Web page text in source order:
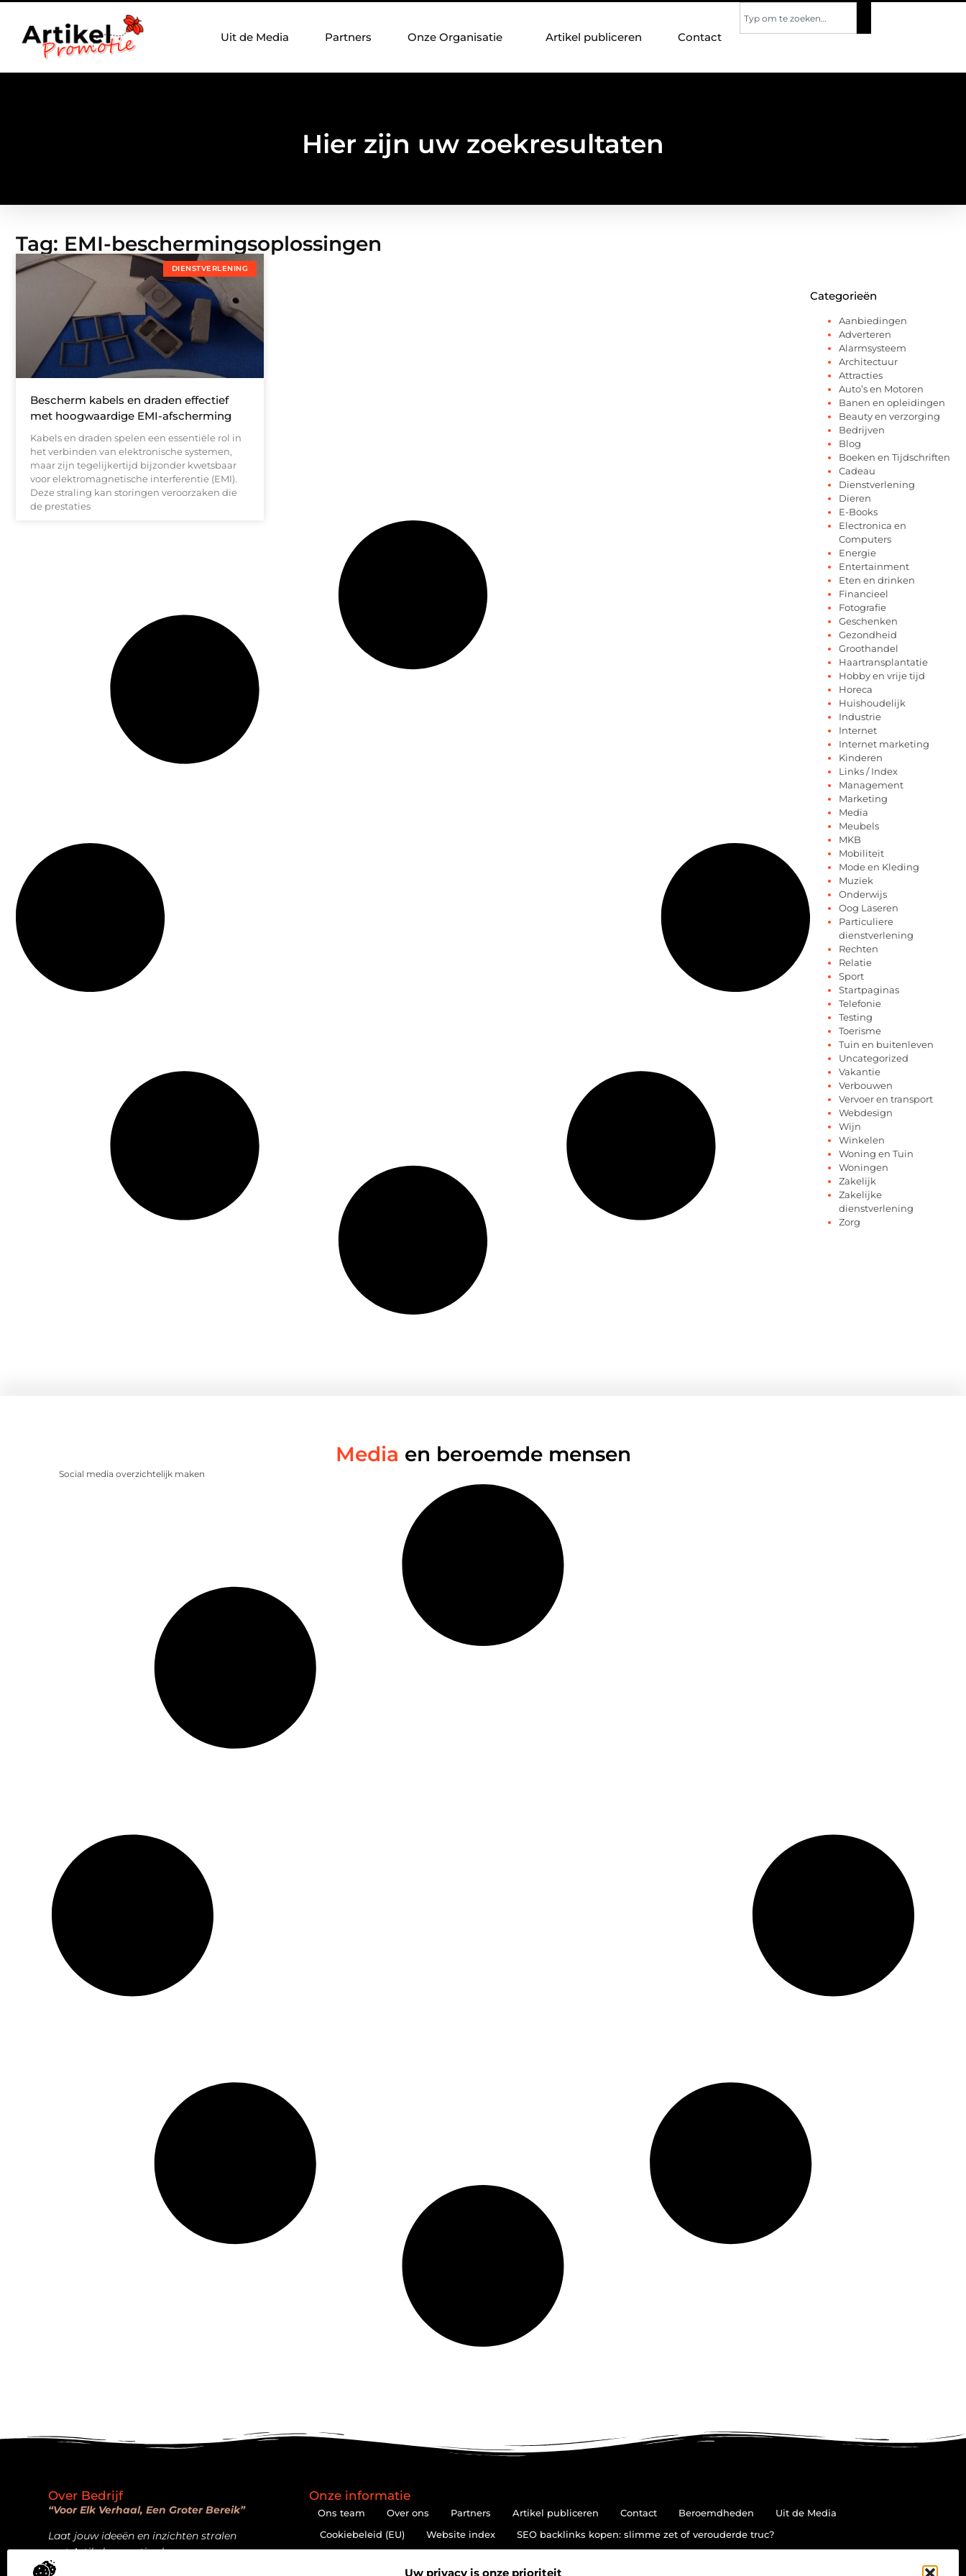
Uw privacy is onze prioriteit
Uit de Media Partners Onze Organisatie Artikel publiceren Contact
Hier zijn uw zoekresultaten
Tag: EMI-beschermingsoplossingen
DIENSTVERLENING
Bescherm kabels en draden effectief
met hoogwaardige EMI-afscherming
Kabels en draden spelen een essentiële rol in
het verbinden van elektronische systemen,
maar zijn tegelijkertijd bijzonder kwetsbaar
voor elektromagnetische interferentie (EMI).
Deze straling kan storingen veroorzaken die
de prestaties
Categorieën
Aanbiedingen
Adverteren
Alarmsysteem
Architectuur
Attracties
Auto’s en Motoren
Banen en opleidingen
Beauty en verzorging
Bedrijven
Blog
Boeken en Tijdschriften
Cadeau
Dienstverlening
Dieren
E-Books
Electronica en
Computers
Energie
Entertainment
Eten en drinken
Financieel
Fotografie
Geschenken
Gezondheid
Groothandel
Haartransplantatie
Hobby en vrije tijd
Horeca
Huishoudelijk
Industrie
Internet
Internet marketing
Kinderen
Links / Index
Management
Marketing
Media
Meubels
MKB
Mobiliteit
Mode en Kleding
Muziek
Onderwijs
Oog Laseren
Particuliere
dienstverlening
Rechten
Relatie
Sport
Startpaginas
Telefonie
Testing
Toerisme
Tuin en buitenleven
Uncategorized
Vakantie
Verbouwen
Vervoer en transport
Webdesign
Wijn
Winkelen
Woning en Tuin
Woningen
Zakelijk
Zakelijke
dienstverlening
Zorg
Media en beroemde mensen
Social media overzichtelijk maken
Over Bedrijf
“Voor Elk Verhaal, Een Groter Bereik”
Laat jouw ideeën en inzichten stralen
met Artikelpromotie.nl.
Onze informatie
Ons team Over ons Partners Artikel publiceren Contact Beroemdheden
Uit de Media
Cookiebeleid (EU)
Website index
SEO backlinks kopen: slimme zet of verouderde truc?